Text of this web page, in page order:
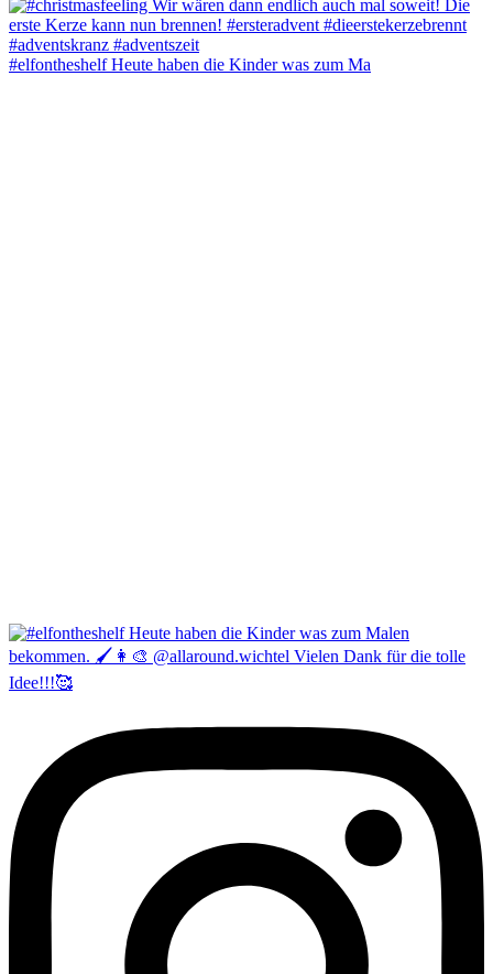
#elfontheshelf Heute haben die Kinder was zum Ma